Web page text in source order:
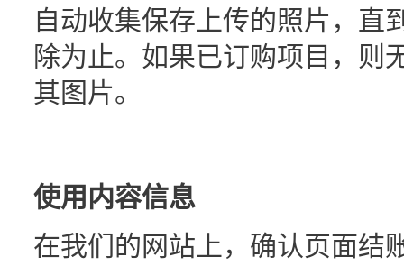
自动收集保存上传的照片，直
除为止。如果已订购项目，则
其图片。
使用内容信息
在我们的网站上，确认页面结